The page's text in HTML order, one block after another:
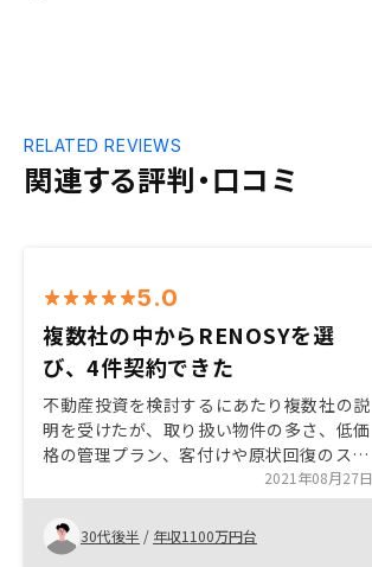
関連する評判・口コミ
RELATED REVIEWS
5.0
複数社の中からRENOSYを選
び、4件契約できた
不動産投資を検討するにあたり複数社の説
明を受けたが、取り扱い物件の多さ、低価
格の管理プラン、客付けや原状回復のスピ
ードやノウハウに優位性が見られた
RENOSYさんを選んだが、希望する条件に
合う物件をタイムリーに紹介して頂き、4
件契約することができ非常に満足してい
2021年08月27日
30代後半 / 年収1100万円台